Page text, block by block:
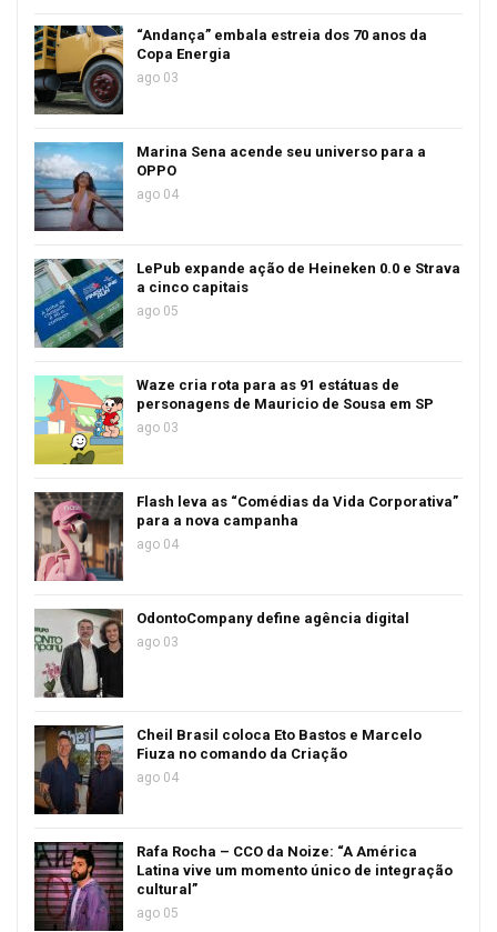
“Andança” embala estreia dos 70 anos da
Copa Energia
ago 03
Marina Sena acende seu universo para a
OPPO
ago 04
LePub expande ação de Heineken 0.0 e Strava
a cinco capitais
ago 05
Waze cria rota para as 91 estátuas de
personagens de Mauricio de Sousa em SP
ago 03
Flash leva as “Comédias da Vida Corporativa”
para a nova campanha
ago 04
OdontoCompany define agência digital
ago 03
Cheil Brasil coloca Eto Bastos e Marcelo
Fiuza no comando da Criação
ago 04
Rafa Rocha – CCO da Noize: “A América
Latina vive um momento único de integração
cultural”
ago 05